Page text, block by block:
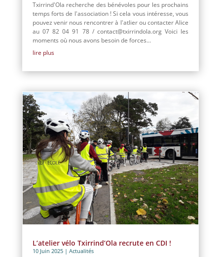
Txirrind'Ola recherche des bénévoles pour les prochains
temps forts de l'association ! Si cela vous intéresse, vous
pouvez venir nous rencontrer à l'atlier ou contacter Alice
au 07 82 04 91 78 / contact@txirrindola.org Voici les
moments où nous avons besoin de forces...
lire plus
L’atelier vélo Txirrind’Ola recrute en CDI !
10 Juin 2025| Actualités